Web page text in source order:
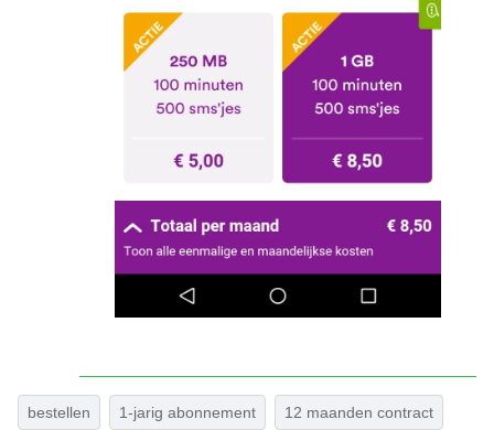
bestellen 1-jarig abonnement 12 maanden contract